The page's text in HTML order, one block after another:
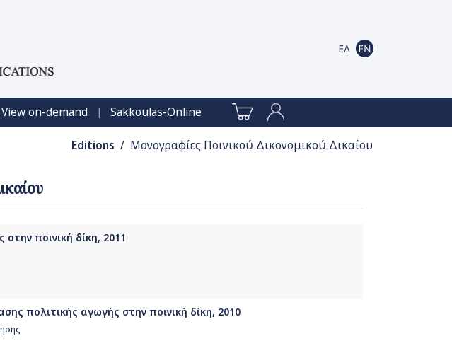
View on-demand | Sakkoulas-Online
Editions / Μονογραφίες Ποινικού Δικονομικού Δικαίου
ποινική δίκη, 2011
πολιτικής αγωγής στην ποινική δίκη, 2010